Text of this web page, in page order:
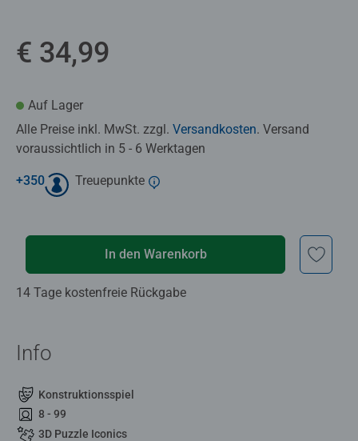
€ 34,99
Auf Lager
Alle Preise inkl. MwSt. zzgl. Versandkosten. Versand
voraussichtlich in 5 - 6 Werktagen
+350 Treuepunkte
In den Warenkorb
14 Tage kostenfreie Rückgabe
Info
Konstruktionsspiel
8 - 99
3D Puzzle Iconics